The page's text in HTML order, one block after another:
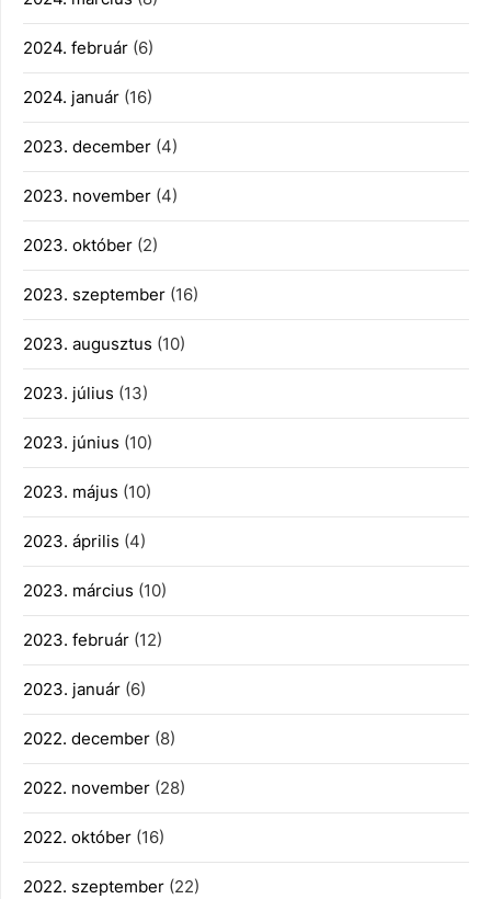
2024. február (6)
2024. január (16)
2023. december (4)
2023. november (4)
2023. október (2)
2023. szeptember (16)
2023. augusztus (10)
2023. július (13)
2023. június (10)
2023. május (10)
2023. április (4)
2023. március (10)
2023. február (12)
2023. január (6)
2022. december (8)
2022. november (28)
2022. október (16)
2022. szeptember (22)